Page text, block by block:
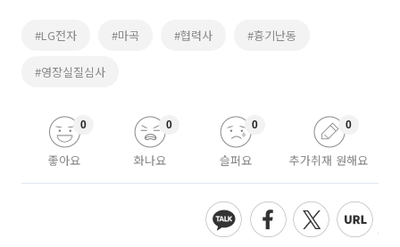
#LG전자 #마곡 #협력사 #흉기난동
#영장실질심사
좋아요
0
화나요
0
슬퍼요
0
추가취재 원해요
0